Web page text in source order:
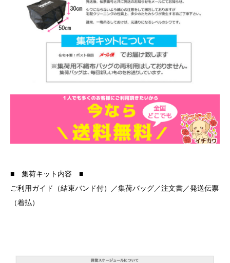
■ 集荷キット内容 ■
ご利用ガイド（結束バンド付）／集荷バッグ／注文書／発送伝票
（着払）